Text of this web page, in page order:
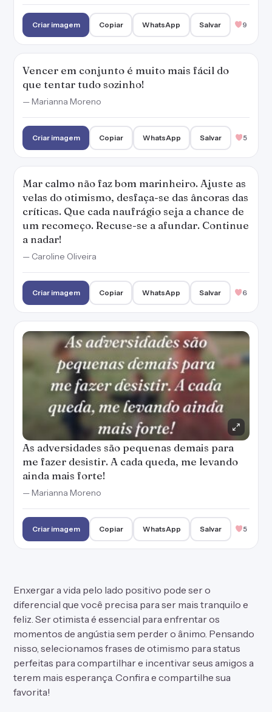
Criar imagem Copiar WhatsApp Salvar 9
Vencer em conjunto é muito mais fácil do
que tentar tudo sozinho!
— Marianna Moreno
Criar imagem Copiar WhatsApp Salvar 5
Mar calmo não faz bom marinheiro. Ajuste as
velas do otimismo, desfaça-se das âncoras das
críticas. Que cada naufrágio seja a chance de
um recomeço. Recuse-se a afundar. Continue
a nadar!
— Caroline Oliveira
Criar imagem Copiar WhatsApp Salvar 6
As adversidades são pequenas demais para
me fazer desistir. A cada queda, me levando
ainda mais forte!
— Marianna Moreno
Criar imagem Copiar WhatsApp Salvar 5
Enxergar a vida pelo lado positivo pode ser o
diferencial que você precisa para ser mais tranquilo e
feliz. Ser otimista é essencial para enfrentar os
momentos de angústia sem perder o ânimo. Pensando
nisso, selecionamos frases de otimismo para status
perfeitas para compartilhar e incentivar seus amigos a
terem mais esperança. Confira e compartilhe sua
favorita!